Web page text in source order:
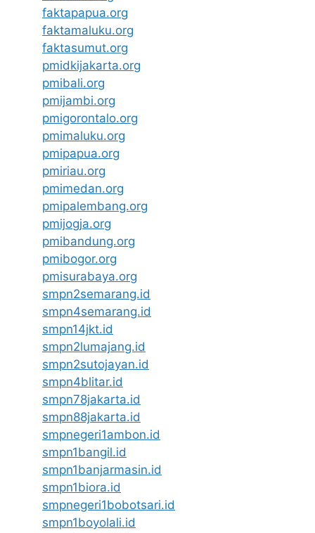
faktapapua.org
faktamaluku.org
faktasumut.org
pmidkijakarta.org
pmibali.org
pmijambi.org
pmigorontalo.org
pmimaluku.org
pmipapua.org
pmiriau.org
pmimedan.org
pmipalembang.org
pmijogja.org
pmibandung.org
pmibogor.org
pmisurabaya.org
smpn2semarang.id
smpn4semarang.id
smpn14jkt.id
smpn2lumajang.id
smpn2sutojayan.id
smpn4blitar.id
smpn78jakarta.id
smpn88jakarta.id
smpnegeri1ambon.id
smpn1bangil.id
smpn1banjarmasin.id
smpn1biora.id
smpnegeri1bobotsari.id
smpn1boyolali.id